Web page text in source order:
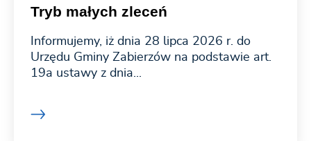
Tryb małych zleceń
Informujemy, iż dnia 28 lipca 2026 r. do
Urzędu Gminy Zabierzów na podstawie art.
19a ustawy z dnia...